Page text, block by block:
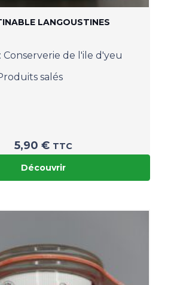
LANGOUSTINES
Conserverie de l'ile d'yeu
salés
5,90 € TTC
Découvrir